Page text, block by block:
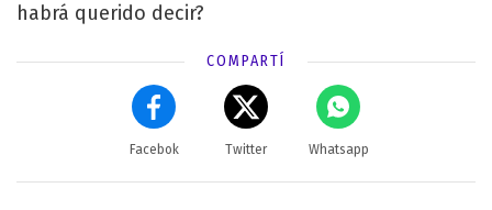
habrá querido decir?
COMPARTÍ
Facebok Twitter Whatsapp